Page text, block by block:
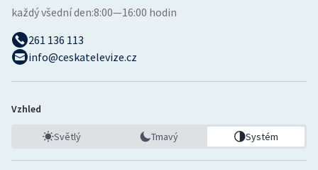
každý všední den:8:00—16:00 hodin
261 136 113
info@ceskatelevize.cz
Vzhled
Světlý Tmavý Systém